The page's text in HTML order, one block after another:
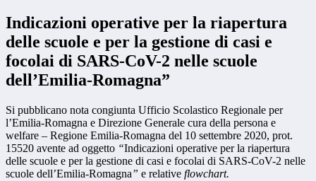
Indicazioni operative per la riapertura
delle scuole e per la gestione di casi e
focolai di SARS-CoV-2 nelle scuole
dell’Emilia-Romagna”
Si pubblicano nota congiunta Ufficio Scolastico Regionale per
l’Emilia-Romagna e Direzione Generale cura della persona e
welfare – Regione Emilia-Romagna del 10 settembre 2020, prot.
15520 avente ad oggetto “Indicazioni operative per la riapertura
delle scuole e per la gestione di casi e focolai di SARS-CoV-2 nelle
scuole dell’Emilia-Romagna” e relative flowchart.